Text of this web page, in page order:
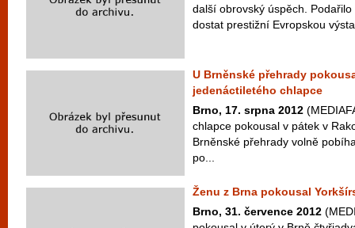
další obrovský úspěch.
dostat prestižní Evropskou
U Brněnské přehrady
jedenáctiletého chlapce
Brno, 17. srpna 2012
chlapce pokousal v pátek v
Brněnské přehrady volně
po...
Ženu z Brna pokousal
Brno, 31. července 2012